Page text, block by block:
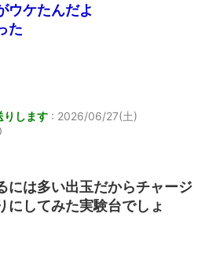
ウケたんだよ
た
りします : 2026/06/27(土)
には多い出玉だからチャージ
にしてみた実験台でしょ